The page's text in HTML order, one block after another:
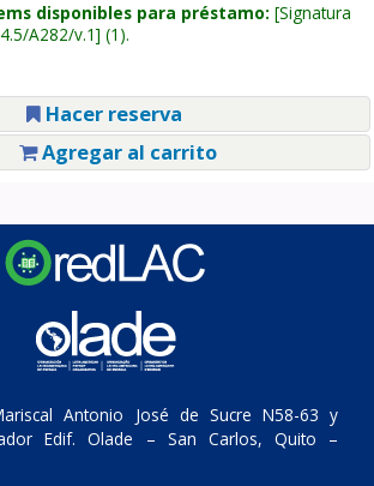
disponibles para préstamo: Signatura
A282/v.1 (1).
Hacer reserva
Agregar al carrito
Antonio José de Sucre N58-63 y
Edif. Olade – San Carlos, Quito –